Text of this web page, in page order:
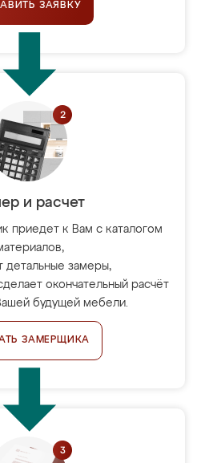
ЗАЯВКУ
и расчет
приедет к Вам с каталогом
детальные замеры,
окончательный расчёт
будущей мебели.
ЗАМЕРЩИКА